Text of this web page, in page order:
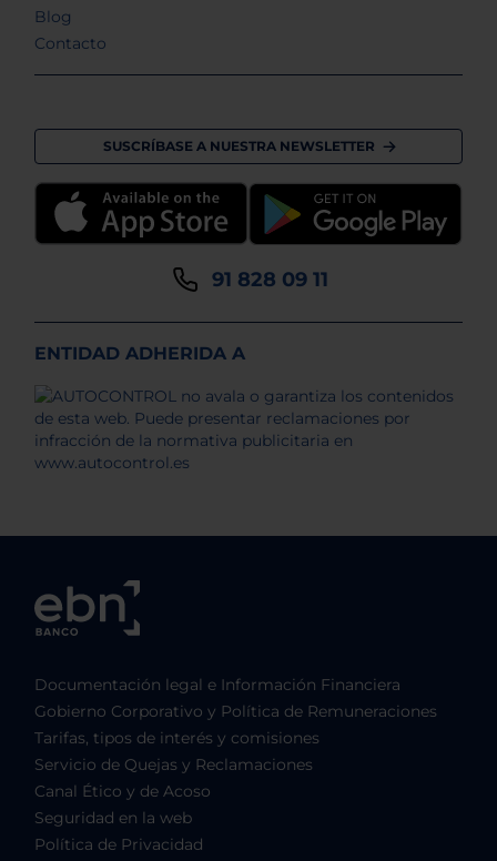
Blog
Contacto
SUSCRÍBASE A NUESTRA NEWSLETTER
91 828 09 11
ENTIDAD ADHERIDA A
Documentación legal e Información Financiera
Gobierno Corporativo y Política de Remuneraciones
Tarifas, tipos de interés y comisiones
Servicio de Quejas y Reclamaciones
Canal Ético y de Acoso
Seguridad en la web
Política de Privacidad